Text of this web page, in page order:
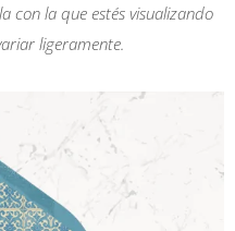
con la que estés visualizando
ligeramente.